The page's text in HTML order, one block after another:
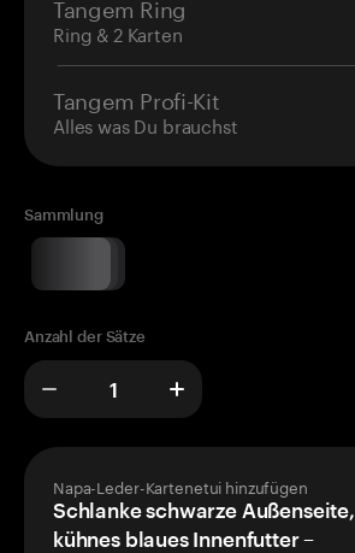
Ring & 2 Karten
Tangem Profi-Kit
Alles was Du brauchst
Sammlung
Anzahl der Sätze
Napa-Leder-Kartenetui hinzufügen
Schlanke schwarze Außenseite,
kühnes blaues Innenfutter –